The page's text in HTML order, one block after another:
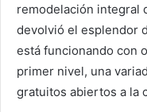
remodelación integral
devolvió el esplendor
está funcionando con
primer nivel, una
gratuitos abiertos a la